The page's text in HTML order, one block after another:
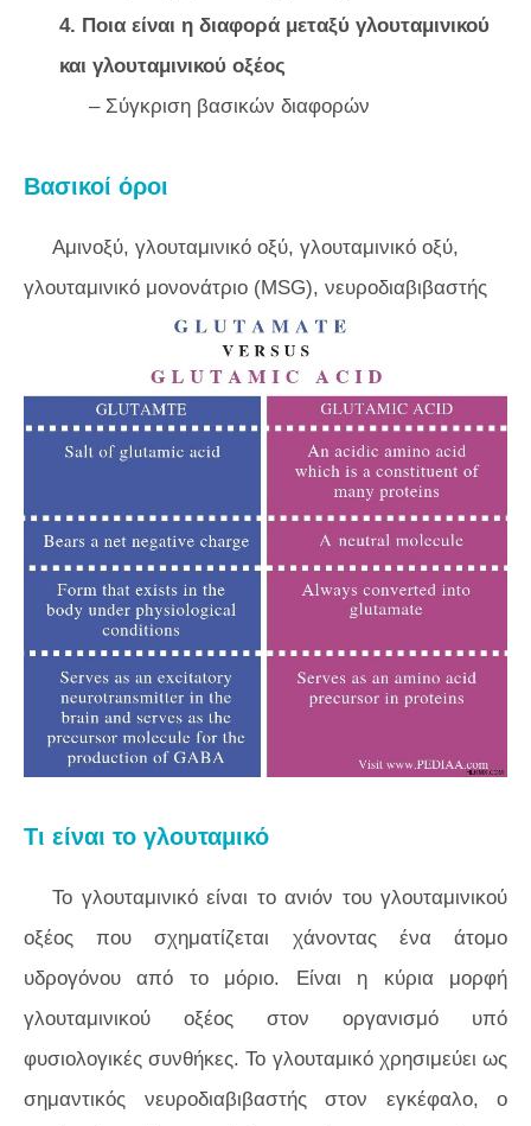
4. Ποια είναι η διαφορά μεταξύ γλουταμινικού
και γλουταμινικού οξέος
– Σύγκριση βασικών διαφορών
Βασικοί όροι
Αμινοξύ, γλουταμινικό οξύ, γλουταμινικό οξύ,
γλουταμινικό μονονάτριο (MSG), νευροδιαβιβαστής
Τι είναι το γλουταμικό
Το γλουταμινικό είναι το ανιόν του γλουταμινικού
οξέος που σχηματίζεται χάνοντας ένα άτομο
υδρογόνου από το μόριο. Είναι η κύρια μορφή
γλουταμινικού οξέος στον οργανισμό υπό
φυσιολογικές συνθήκες. Το γλουταμικό χρησιμεύει ως
σημαντικός νευροδιαβιβαστής στον εγκέφαλο, ο